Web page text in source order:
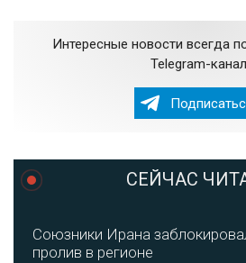
Интересные новости всегда
Telegram-
СЕЙЧАС
Союзники Ирана
пролив в регионе